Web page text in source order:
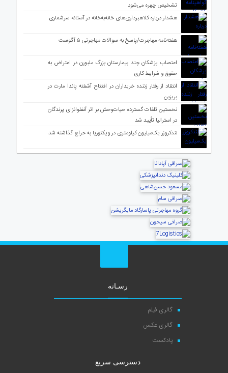
تشخیص چهره می‌شود
هشدار درباره کلاهبرداری‌های خانه‌به‌خانه در آستانه سرشماری
هفته‌نامه مهاجرت/پاسخ به سوالات مهاجرتی ۵ آگوست
اعتصاب پزشکان چند بیمارستان بزرگ ملبورن در اعتراض به
حقوق و شرایط کاری
انتقاد از رفتار زننده خریداران در افتتاح آشفته پاندا مارت در
بریزبن
نخستین تلفات گسترده حیات‌وحش بر اثر آنفلوانزای پرندگان
در استرالیا تأیید شد
لندکروزر یک‌میلیون کیلومتری در ویکتوریا به حراج گذاشته شد
رسـانه
گالری فیلم
گالری عکس
پادکست
دسترسی سریع